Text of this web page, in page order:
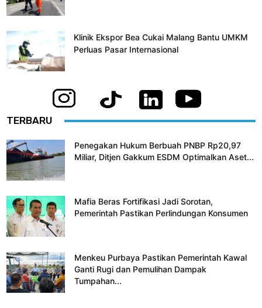
Klinik Ekspor Bea Cukai Malang Bantu UMKM
Perluas Pasar Internasional
TERBARU
Penegakan Hukum Berbuah PNBP Rp20,97
Miliar, Ditjen Gakkum ESDM Optimalkan Aset...
Mafia Beras Fortifikasi Jadi Sorotan,
Pemerintah Pastikan Perlindungan Konsumen
Menkeu Purbaya Pastikan Pemerintah Kawal
Ganti Rugi dan Pemulihan Dampak
Tumpahan...